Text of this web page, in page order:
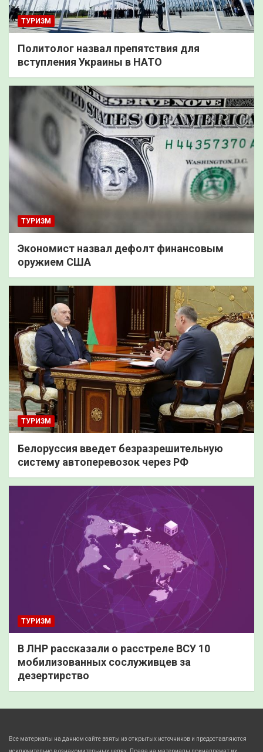
ТУРИЗМ
Политолог назвал препятствия для
вступления Украины в НАТО
ТУРИЗМ
Экономист назвал дефолт финансовым
оружием США
ТУРИЗМ
Белоруссия введет безразрешительную
систему автоперевозок через РФ
ТУРИЗМ
В ЛНР рассказали о расстреле ВСУ 10
мобилизованных сослуживцев за
дезертирство
Все материалы на данном сайте взяты из открытых источников и предоставляются